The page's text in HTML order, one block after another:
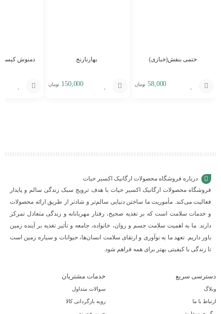
ختمی بنفش(خبازی)
58,000 تومان
بهارنارنج
150,000 تومان
دمنوش کیسه
درباره فروشگاه محصولات ارگانیک اکسیر حیات
فروشگاه محصولات ارگانیک اکسیر حیات با هدف ترویج سبک زندگی سالم و پایدار
فعالیت می‌کند. مأموریت ما ساختن دنیایی سالم‌تر و شادتر از طریق ارائه محصولات
و خدمات سلامت است که بر تغذیه صحیح، رفتار مهربانانه و زندگی متعادل تمرکز
دارند. ما به اهمیت سلامت جسم و روان، خانواده، جامعه و تأثیر تغذیه بر آینده زمین
باور داریم. تعهد ما به نوآوری و ارتقای سلامت انسان‌ها، حیوانات و سیاره زمین است
تا زندگی با کیفیتی بهتر برای همه فراهم شود.
دسترسی سریع
وبلاگ
ارتباط با ما
خدمات مشتریان
سوالات متداول
رویه بازگردانی کالا